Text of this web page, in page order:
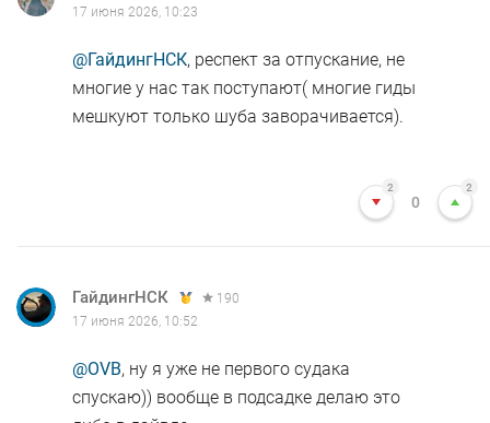
17 июня 2026, 10:23
@ГайдингНСК, респект за отпускание, не
многие у нас так поступают( многие гиды
мешкуют только шуба заворачивается).
2
0
2
ГайдингНСК
190
17 июня 2026, 10:52
@OVB, ну я уже не первого судака
спускаю)) вообще в подсадке делаю это